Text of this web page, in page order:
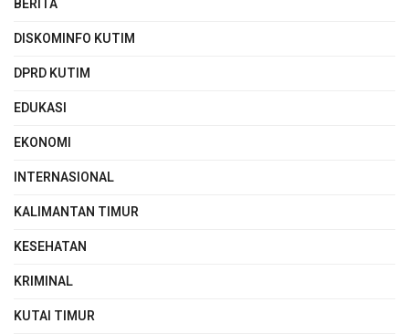
BERITA
DISKOMINFO KUTIM
DPRD KUTIM
EDUKASI
EKONOMI
INTERNASIONAL
KALIMANTAN TIMUR
KESEHATAN
KRIMINAL
KUTAI TIMUR